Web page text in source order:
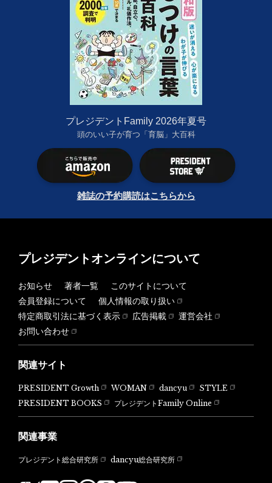
プレジデントFamily 2026年夏号
頭のいい子が育つ「育脳」大百科
雑誌の予約購読はこちらから
プレジデントオンラインについて
お知らせ 著者一覧
このサイトについて
会員登録について
個人情報の取り扱い
特定商取引法に基づく表示
広告掲載
運営会社
お問い合わせ
関連サイト
PRESIDENT Growth WOMAN dancyu
STYLE
PRESIDENT BOOKS
プレジデントFamily Online
関連事業
プレジデント総合研究所 dancyu総合研究所